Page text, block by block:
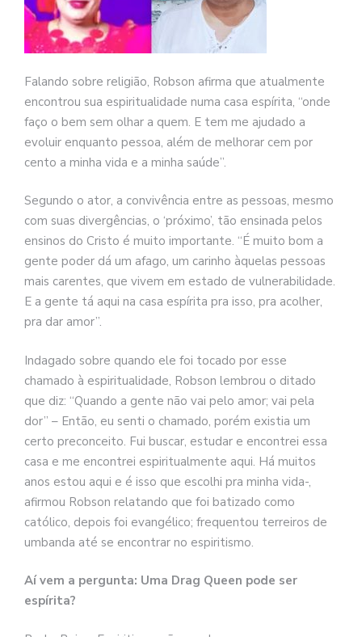
Falando sobre religião, Robson afirma que atualmente
encontrou sua espiritualidade numa casa espírita, “onde
faço o bem sem olhar a quem. E tem me ajudado a
evoluir enquanto pessoa, além de melhorar cem por
cento a minha vida e a minha saúde”.
Segundo o ator, a convivência entre as pessoas, mesmo
com suas divergências, o ‘próximo’, tão ensinada pelos
ensinos do Cristo é muito importante. “É muito bom a
gente poder dá um afago, um carinho àquelas pessoas
mais carentes, que vivem em estado de vulnerabilidade.
E a gente tá aqui na casa espírita pra isso, pra acolher,
pra dar amor”.
Indagado sobre quando ele foi tocado por esse
chamado à espiritualidade, Robson lembrou o ditado
que diz: “Quando a gente não vai pelo amor; vai pela
dor” – Então, eu senti o chamado, porém existia um
certo preconceito. Fui buscar, estudar e encontrei essa
casa e me encontrei espiritualmente aqui. Há muitos
anos estou aqui e é isso que escolhi pra minha vida-,
afirmou Robson relatando que foi batizado como
católico, depois foi evangélico; frequentou terreiros de
umbanda até se encontrar no espiritismo.
Aí vem a pergunta: Uma Drag Queen pode ser
espírita?